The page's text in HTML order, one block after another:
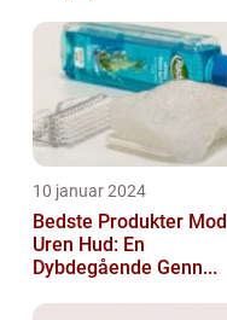
10 januar 2024
Bedste Produkter Mod
Uren Hud: En
Dybdegående Genn...